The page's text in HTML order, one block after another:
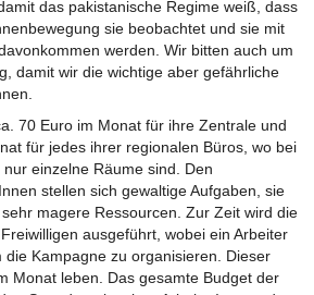
das pakistanische Regime weiß, dass
sie beobachtet und sie mit
werden. Wir bitten auch um
damit wir die wichtige aber gefährliche
70 Euro im Monat für ihre Zentrale und
für jedes ihrer regionalen Büros, wo bei
nur einzelne Räume sind. Den
stellen sich gewaltige Aufgaben, sie
magere Ressourcen. Zur Zeit wird die
ausgeführt, wobei ein Arbeiter
die Kampagne zu organisieren. Dieser
Monat leben. Das gesamte Budget der